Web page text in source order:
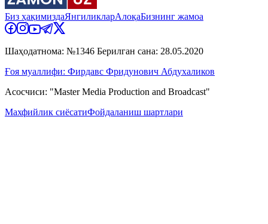
Биз ҳақимиздаЯнгиликларАлоқаБизнинг жамоа
Шаҳодатнома: №1346 Берилган сана: 28.05.2020
Ғоя муаллифи: Фирдавс Фридунович Абдухаликов
Асосчиси: "Master Media Production and Broadcast"
Махфийлик сиёсатиФойдаланиш шартлари